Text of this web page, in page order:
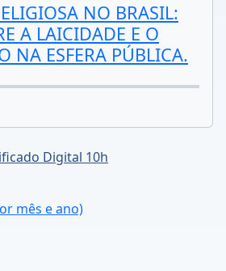
NO BRASIL:
A LAICIDADE E O
NA ESFERA PÚBLICA.
Digital 10h
mês e ano)